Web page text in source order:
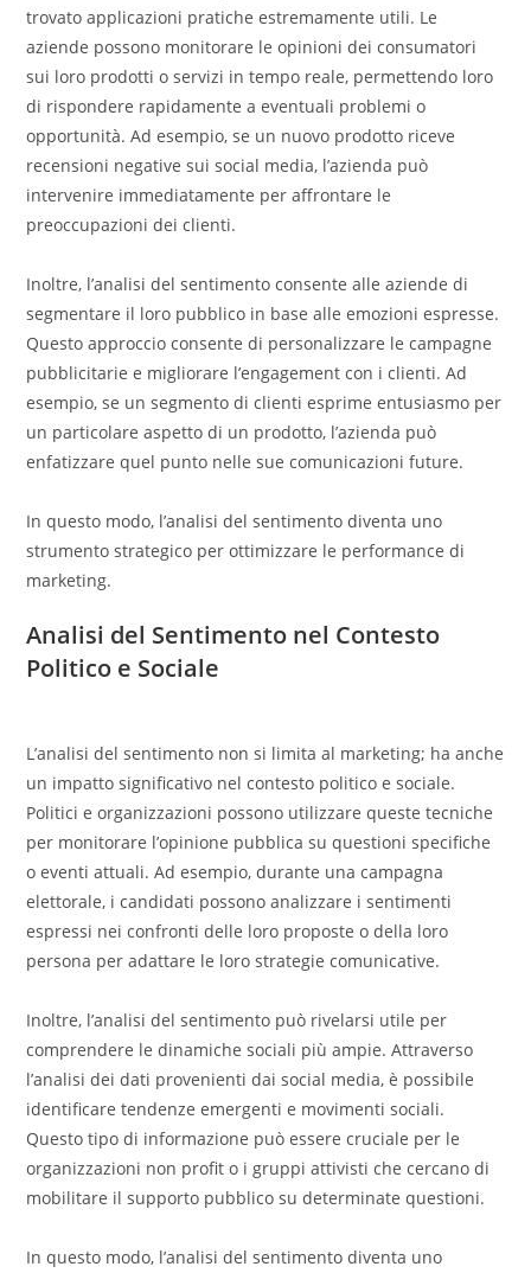
trovato applicazioni pratiche estremamente utili. Le
aziende possono monitorare le opinioni dei consumatori
sui loro prodotti o servizi in tempo reale, permettendo loro
di rispondere rapidamente a eventuali problemi o
opportunità. Ad esempio, se un nuovo prodotto riceve
recensioni negative sui social media, l’azienda può
intervenire immediatamente per affrontare le
preoccupazioni dei clienti.
Inoltre, l’analisi del sentimento consente alle aziende di
segmentare il loro pubblico in base alle emozioni espresse.
Questo approccio consente di personalizzare le campagne
pubblicitarie e migliorare l’engagement con i clienti. Ad
esempio, se un segmento di clienti esprime entusiasmo per
un particolare aspetto di un prodotto, l’azienda può
enfatizzare quel punto nelle sue comunicazioni future.
In questo modo, l’analisi del sentimento diventa uno
strumento strategico per ottimizzare le performance di
marketing.
Analisi del Sentimento nel Contesto
Politico e Sociale
L’analisi del sentimento non si limita al marketing; ha anche
un impatto significativo nel contesto politico e sociale.
Politici e organizzazioni possono utilizzare queste tecniche
per monitorare l’opinione pubblica su questioni specifiche
o eventi attuali. Ad esempio, durante una campagna
elettorale, i candidati possono analizzare i sentimenti
espressi nei confronti delle loro proposte o della loro
persona per adattare le loro strategie comunicative.
Inoltre, l’analisi del sentimento può rivelarsi utile per
comprendere le dinamiche sociali più ampie. Attraverso
l’analisi dei dati provenienti dai social media, è possibile
identificare tendenze emergenti e movimenti sociali.
Questo tipo di informazione può essere cruciale per le
organizzazioni non profit o i gruppi attivisti che cercano di
mobilitare il supporto pubblico su determinate questioni.
In questo modo, l’analisi del sentimento diventa uno